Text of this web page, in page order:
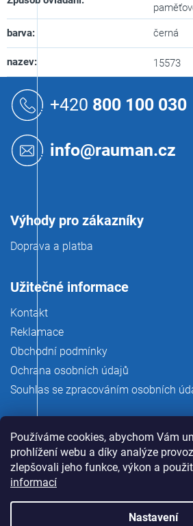
Používáme cookies, abychom Vám
prohlížení webu a díky analýze
zlepšovali jeho funkce, výkon a
informací
Nastavení
barva: černá
nazev: 15573
+420 800 100 030
info@rauman.cz
Výhody pro zákazníky
Doprava a platba
Užitečné informace
Kontakt
Reklamace
Obchodní podmínky
Ochrana osobních údajů
Souhlas se zpracováním osobních